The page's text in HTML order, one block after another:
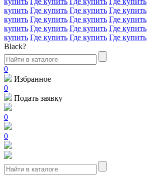
купить Где купить Где купить Где купить
купить Где купить Где купить Где купить
купить Где купить Где купить Где купить
купить Где купить Где купить Где купить
Black?
0
Избранное
0
Подать заявку
0
0